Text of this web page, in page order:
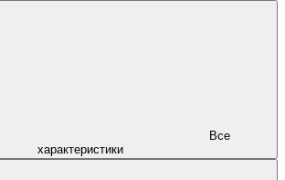
характеристики